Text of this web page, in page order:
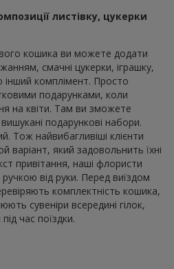
листівку, цукерки
кошика ви можете додати
смачні цукерки, іграшку,
комплімент. Просто
подарунками, коли
на квіти. Там ви зможете
подарункові набори.
Тож найвибагливіші клієнти
варіант, який задовольнить їхні
привітання, наші флористи
від руки. Перед виїздом
комплектність кошика,
сувеніри всередині гілок,
час поїздки.